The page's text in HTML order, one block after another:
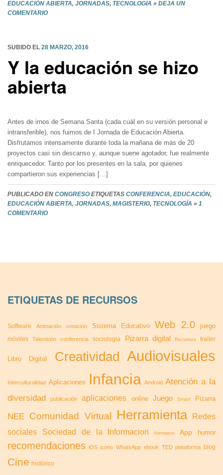
EDUCACIÓN ABIERTA, JORNADAS, TECNOLOGÍA » DEJA UN
COMENTARIO
SUBIDO EL 28 MARZO, 2016
Y la educación se hizo
abierta
Antes de irnos de Semana Santa (cada cuál en su versión personal e
intransferible), nos fuimos de I Jornada de Educación Abierta.
Disfrutamos intensamente durante toda la mañana de más de 20
proyectos casi sin descanso y, aunque suene agotador, fue realmente
enriquecedor. Tanto por los presentes en la sala, por quienes
compartieron sus experiencias […]
PUBLICADO EN CONGRESO ETIQUETAS CONFERENCIA, EDUCACIÓN,
EDUCACIÓN ABIERTA, JORNADAS, MAGISTERIO, TECNOLOGÍA » 1
COMENTARIO
ETIQUETAS DE RECURSOS
Software Animación creación Sistema Educativo Web 2.0 juego
móviles Televisión conferencia sociologia Pizarra digital Recursos trailer
Libro Digital Creatividad Audiovisuales
Interculturalidad Aplicaciones Infancia Android Atención a la
diversidad
publicación aplicaciones online Juego Smart Pizarra
NEE Comunidad Virtual Herramienta
Redes
sociales
Sociedad de la Informacion formatos App humor
recomendaciones iOS icono WhatsApp ebook TED plataforma blog
Cine histórico